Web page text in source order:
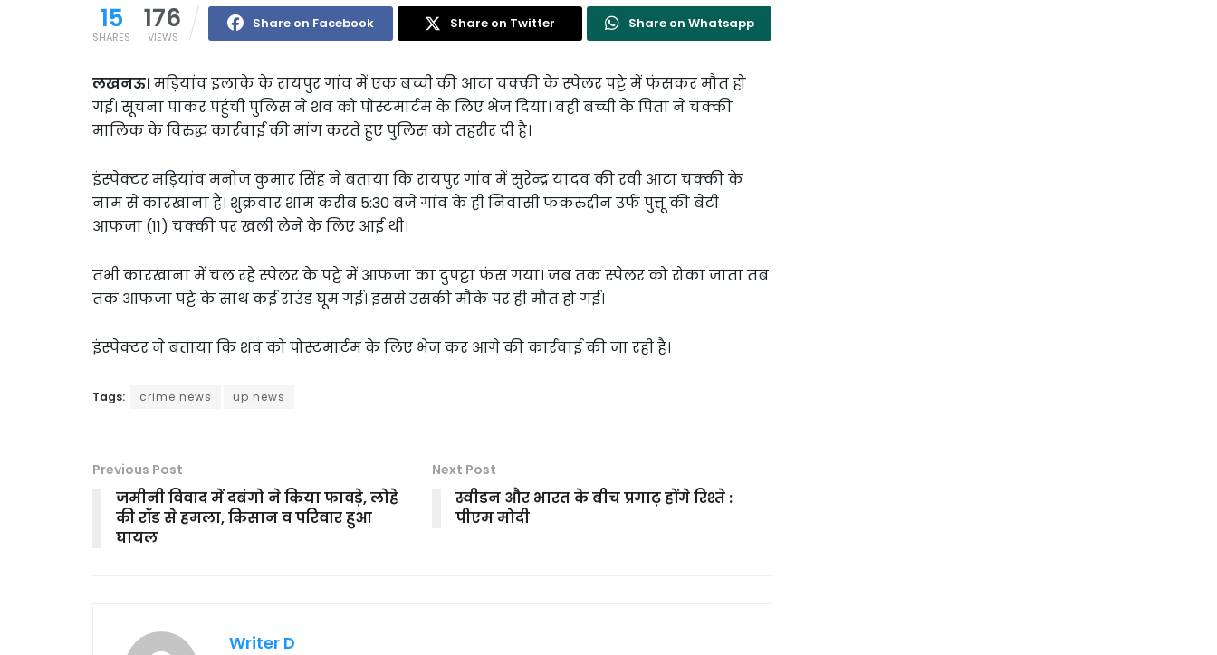
15
SHARES
176
VIEWS
Share on Facebook Share on Twitter Share on Whatsapp
लखनऊ। मड़ियांव इलाके के रायपुर गांव में एक बच्ची की आटा चक्की के स्पेलर पट्टे में फंसकर मौत हो
गई। सूचना पाकर पहुंची पुलिस ने शव को पोस्टमार्टम के लिए भेज दिया। वहीं बच्ची के पिता ने चक्की
मालिक के विरुद्ध कार्रवाई की मांग करते हुए पुलिस को तहरीर दी है।
इंस्पेक्टर मड़ियांव मनोज कुमार सिंह ने बताया कि रायपुर गांव में सुरेन्द्र यादव की रवी आटा चक्की के
नाम से कारखाना है। शुक्रवार शाम करीब 5:30 बजे गांव के ही निवासी फकरुद्दीन उर्फ पुत्तू की बेटी
आफजा (11) चक्की पर खली लेने के लिए आई थी।
तभी कारखाना में चल रहे स्पेलर के पट्टे में आफजा का दुपट्टा फंस गया। जब तक स्पेलर को रोका जाता तब
तक आफजा पट्टे के साथ कई राउंड घूम गई। इससे उसकी मौके पर ही मौत हो गई।
इंस्पेक्टर ने बताया कि शव को पोस्टमार्टम के लिए भेज कर आगे की कार्रवाई की जा रही है।
Tags: crime news up news
Previous Post
जमीनी विवाद में दबंगो ने किया फावड़े, लोहे
की रॉड से हमला, किसान व परिवार हुआ
घायल
Next Post
स्वीडन और भारत के बीच प्रगाढ़ होंगे रिश्ते :
पीएम मोदी
Writer D